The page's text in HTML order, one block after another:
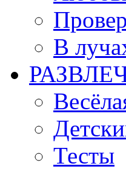
В
Тесты